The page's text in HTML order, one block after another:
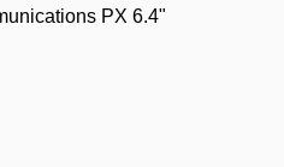
PX 6.4"